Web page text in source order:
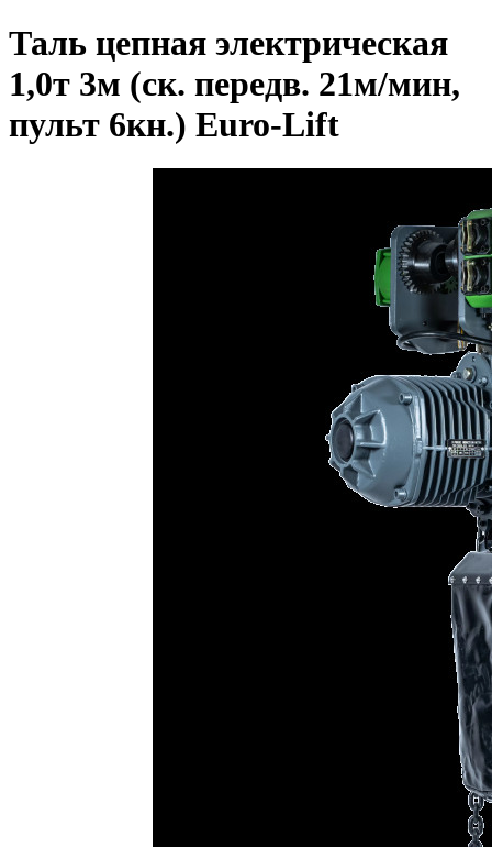
Таль цепная электрическая
1,0т 3м (ск. передв. 21м/мин,
пульт 6кн.) Euro-Lift